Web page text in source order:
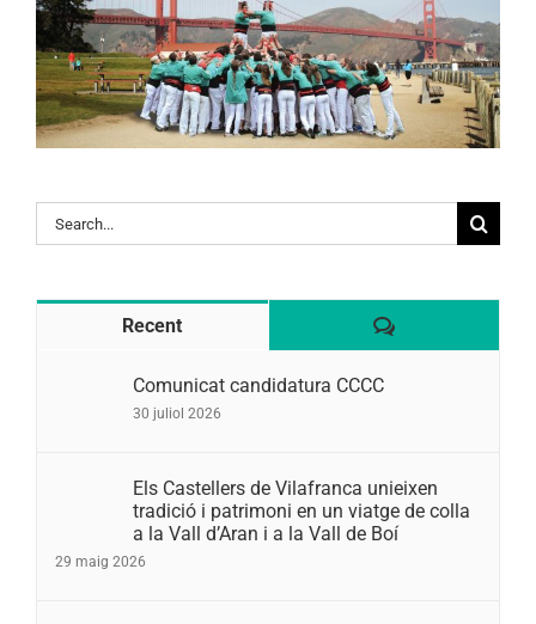
Search
for:
Recent Comentaris
Comunicat candidatura CCCC
30 juliol 2026
Els Castellers de Vilafranca unieixen
tradició i patrimoni en un viatge de colla
a la Vall d’Aran i a la Vall de Boí
29 maig 2026